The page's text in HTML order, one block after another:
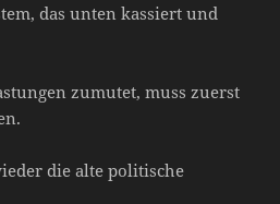
das unten kassiert und
zumutet, muss zuerst
die alte politische